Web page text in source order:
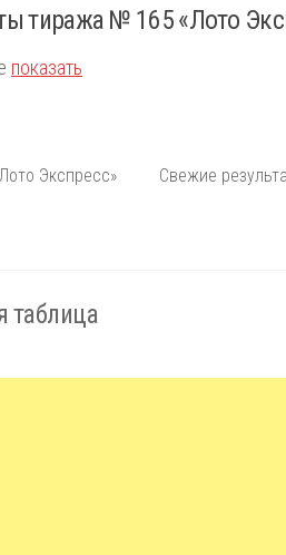
тиража № 165 «Лото
показать
Свежие
таблица